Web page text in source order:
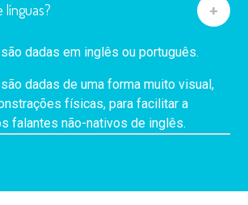
línguas?
dadas em inglês ou português.
dadas de uma forma muito visual,
físicas, para facilitar a
falantes não-nativos de inglês.